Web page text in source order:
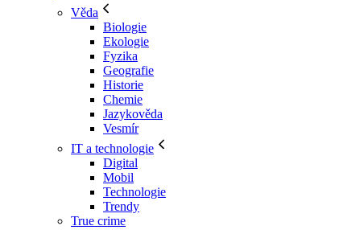
Věda
Biologie
Ekologie
Fyzika
Geografie
Historie
Chemie
Jazykověda
Vesmír
IT a technologie
Digital
Mobil
Technologie
Trendy
True crime